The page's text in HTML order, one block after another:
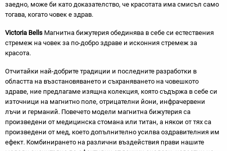
заедно, може би като доказателство, че красотата има смисъл само
тогава, когато човек е здрав.
Victoria Bells Магнитна бижутерия обединява в себе си естествения
стремеж на човек за по-добро здраве и исконния стремеж за
красота.
Отчитайки най-добрите традиции и последните разработки в
областта на възстановяването и съхраняването на човешкото
здраве, ние предлагаме изящна колекция, която съдържа в себе си
източници на магнитно поле, отрицателни йони, инфрачервени
лъчи и германий. Повечето модели магнитна бижутерия са
произведени от медицинска стомана или титан, а някои от тях са
произведени от мед, което допълнително усилва оздравителния им
ефект. Комбинирането на различни въздействия прави нашите